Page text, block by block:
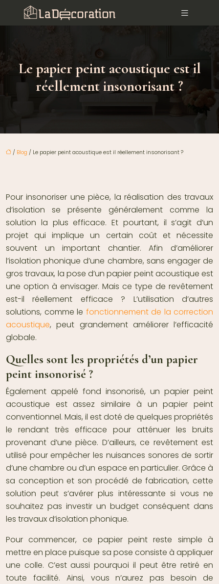
Le papier peint acoustique est il
réellement insonorisant ?
/ Blog / Le papier peint acoustique est il réellement insonorisant ?
Pour insonoriser une pièce, la réalisation des travaux
d’isolation se présente généralement comme la
solution la plus efficace. Et pourtant, il s’agit d’un
projet qui implique un certain coût et nécessite
souvent un important chantier. Afin d’améliorer
l’isolation phonique d’une chambre, sans engager de
gros travaux, la pose d’unpapier peint acoustique est
une option à envisager. Mais ce type de revêtement
est-il réellement efficace ? L’utilisation d’autres
solutions, comme le fonctionnement de la correction
acoustique, peut grandement améliorer l’efficacité
globale.
Quelles sont les propriétés d’un papier
peint insonorisé ?
Également appelé fond insonorisé, un papier peint
acoustique est assez similaire à un papier peint
conventionnel. Mais, il est doté de quelques propriétés
le rendant très efficace pour atténuer les bruits
provenant d’une pièce. D’ailleurs, ce revêtement est
utilisé pour empêcher les nuisances sonores de sortir
d’une chambre ou d’un espace en particulier. Grâce à
sa conception et son procédé de fabrication, cette
solution peut s’avérer plus intéressante si vous ne
souhaitez pas investir un budget conséquent dans
les travaux d’isolation phonique.
Pour commencer, ce papier peint reste simple à
mettre en place puisque sa pose consiste à appliquer
une colle. C’est aussi pourquoi il peut être retiré en
toute facilité. Ainsi, vous n’aurez pas besoin de